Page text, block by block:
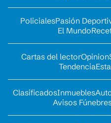
PolicialesPasión
El Mundo
Cartas del lectorOpinion
Tendencia
ClasificadosInmuebles
Avisos